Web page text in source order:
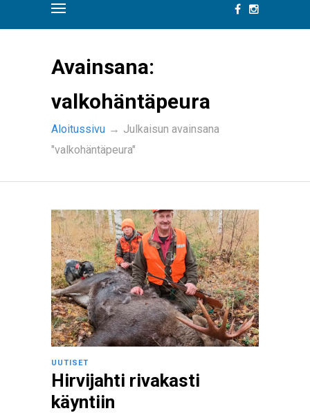
Avainsana:
valkohäntäpeura
Aloitussivu → Julkaisun avainsana
"valkohäntäpeura"
UUTISET
Hirvijahti rivakasti
käyntiin